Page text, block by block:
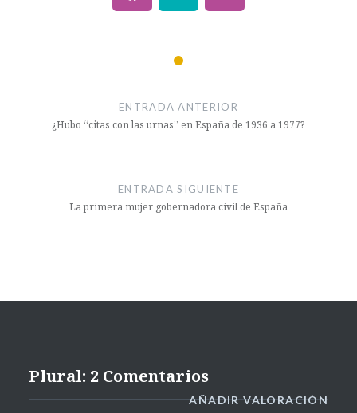
ENTRADA ANTERIOR
¿Hubo “citas con las urnas” en España de 1936 a 1977?
ENTRADA SIGUIENTE
La primera mujer gobernadora civil de España
Plural: 2 Comentarios
AÑADIR VALORACIÓN